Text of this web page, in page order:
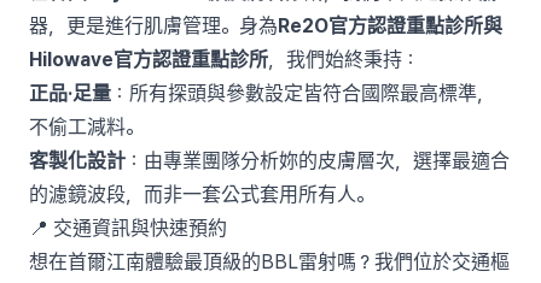
器，更是進行肌膚管理。身為Re2O官方認證重點診所與
Hilowave官方認證重點診所，我們始終秉持：
正品·足量 ：所有探頭與參數設定皆符合國際最高標準，
不偷工減料。
客製化設計 ：由專業團隊分析妳的皮膚層次，選擇最適合
的濾鏡波段，而非一套公式套用所有人。
📍 交通資訊與快速預約
想在首爾江南體驗最頂級的BBL雷射嗎？我們位於交通樞